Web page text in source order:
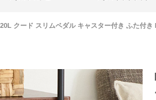
クード スリムペダル キャスター付き ふた付